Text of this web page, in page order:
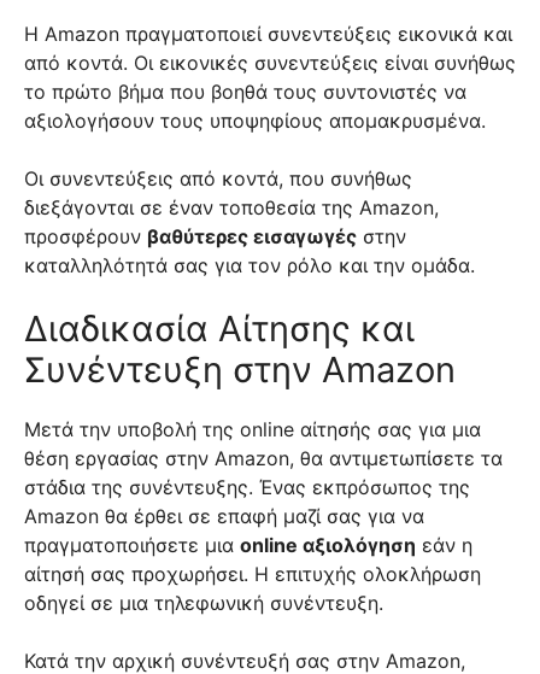
Η Amazon πραγματοποιεί συνεντεύξεις εικονικά και
από κοντά. Οι εικονικές συνεντεύξεις είναι συνήθως
το πρώτο βήμα που βοηθά τους συντονιστές να
αξιολογήσουν τους υποψηφίους απομακρυσμένα.
Οι συνεντεύξεις από κοντά, που συνήθως
διεξάγονται σε έναν τοποθεσία της Amazon,
προσφέρουν βαθύτερες εισαγωγές στην
καταλληλότητά σας για τον ρόλο και την ομάδα.
Διαδικασία Αίτησης και
Συνέντευξη στην Amazon
Μετά την υποβολή της online αίτησής σας για μια
θέση εργασίας στην Amazon, θα αντιμετωπίσετε τα
στάδια της συνέντευξης. Ένας εκπρόσωπος της
Amazon θα έρθει σε επαφή μαζί σας για να
πραγματοποιήσετε μια online αξιολόγηση εάν η
αίτησή σας προχωρήσει. Η επιτυχής ολοκλήρωση
οδηγεί σε μια τηλεφωνική συνέντευξη.
Κατά την αρχική συνέντευξή σας στην Amazon,